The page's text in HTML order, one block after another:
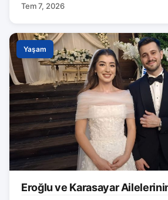
Tem 7, 2026
Yaşam
Eroğlu ve Karasayar